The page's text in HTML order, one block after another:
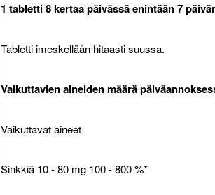
1 tabletti 8 kertaa päivässä enintään 7
Tabletti imeskellään hitaasti suussa.
Vaikuttavien aineiden määrä
Vaikuttavat aineet
Sinkkiä 10 - 80 mg 100 - 800 %*